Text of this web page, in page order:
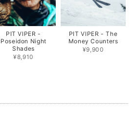
PIT VIPER -
Poseidon Night
Shades
¥8,910
PIT VIPER - The
Money Counters
¥9,900